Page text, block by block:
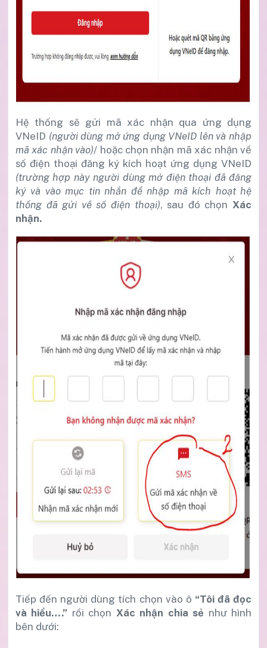
Hệ thống sẽ gửi mã xác nhận qua ứng dụng
VNeID (người dùng mở ứng dụng VNeID lên và nhập
mã xác nhận vào)/ hoặc chọn nhận mã xác nhận về
số điện thoại đăng ký kích hoạt ứng dụng VNeID
(trường hợp này người dùng mở điện thoại đã đăng
ký và vào mục tin nhắn để nhập mã kích hoạt hệ
thống đã gửi về số điện thoại), sau đó chọn Xác
nhận.
Tiếp đến người dùng tích chọn vào ô “Tôi đã đọc
và hiểu….” rồi chọn Xác nhận chia sẻ như hình
bên dưới: